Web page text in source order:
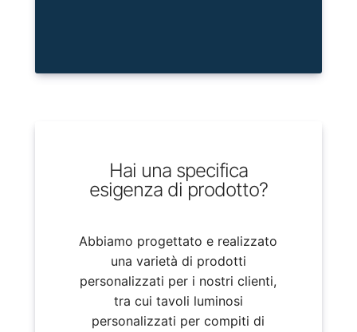
Hai una specifica
esigenza di prodotto?
Abbiamo progettato e realizzato
una varietà di prodotti
personalizzati per i nostri clienti,
tra cui tavoli luminosi
personalizzati per compiti di